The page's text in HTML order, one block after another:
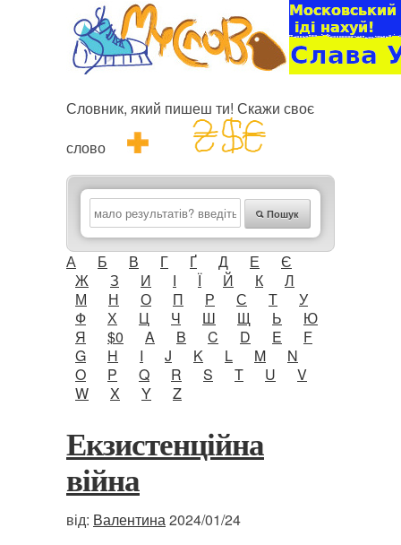
Словник, який пишеш ти! Скажи своє
слово
Пошук
А Б В Г Ґ Д Е
Є
Ж
З И І Ї Й К
Л
М
Н О П Р С Т
У
Ф
Х Ц Ч Ш Щ Ь
Ю
Я
$0 A B C D E
F
G
H I J K L M
N
O
P Q R S T U
V
W
X Y Z
Екзистенційна
війна
від: Валентина2024/01/24